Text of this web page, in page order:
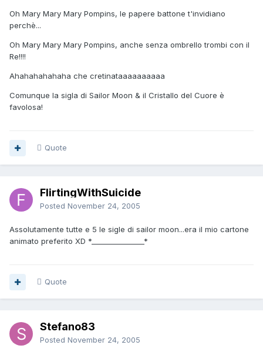
Oh Mary Mary Mary Pompins, le papere battone t'invidiano
perchè...
Oh Mary Mary Mary Pompins, anche senza ombrello trombi con il
Re!!!!
Ahahahahahaha che cretinataaaaaaaaaa
Comunque la sigla di Sailor Moon & il Cristallo del Cuore è
favolosa!
Quote
FlirtingWithSuicide
Posted November 24, 2005
Assolutamente tutte e 5 le sigle di sailor moon...era il mio cartone
animato preferito XD *_______________*
Quote
Stefano83
Posted November 24, 2005